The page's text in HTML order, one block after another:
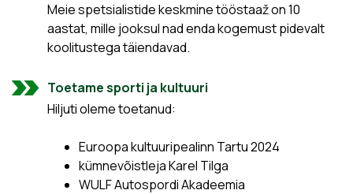
Meie spetsialistide keskmine tööstaaž on 10
aastat, mille jooksul nad enda kogemust pidevalt
koolitustega täiendavad.
Toetame sporti ja kultuuri
Hiljuti oleme toetanud:
Euroopa kultuuripealinn Tartu 2024
kümnevõistleja Karel Tilga
WULF Autospordi Akadeemia